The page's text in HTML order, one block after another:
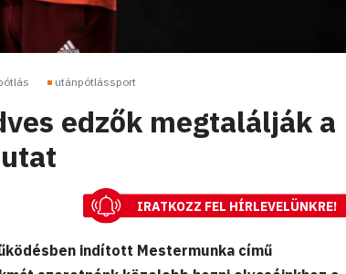
utánpótlássport
edzők megtalálják a
IRATKOZZ FEL HÍRLEVELÜNKRE!
indított Mestermunka című